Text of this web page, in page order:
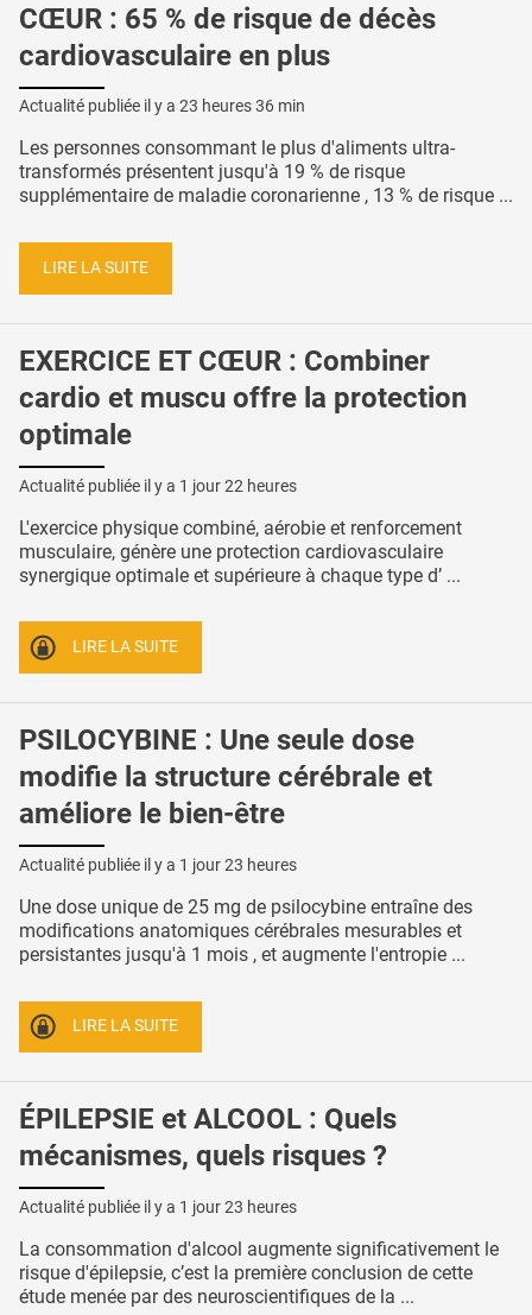
CŒUR : 65 % de risque de décès
cardiovasculaire en plus
Actualité publiée il y a 23 heures 36 min
Les personnes consommant le plus d'aliments ultra-
transformés présentent jusqu'à 19 % de risque
supplémentaire de maladie coronarienne , 13 % de risque ...
LIRE LA SUITE
EXERCICE ET CŒUR : Combiner
cardio et muscu offre la protection
optimale
Actualité publiée il y a 1 jour 22 heures
L'exercice physique combiné, aérobie et renforcement
musculaire, génère une protection cardiovasculaire
synergique optimale et supérieure à chaque type d’ ...
LIRE LA SUITE
PSILOCYBINE : Une seule dose
modifie la structure cérébrale et
améliore le bien-être
Actualité publiée il y a 1 jour 23 heures
Une dose unique de 25 mg de psilocybine entraîne des
modifications anatomiques cérébrales mesurables et
persistantes jusqu'à 1 mois , et augmente l'entropie ...
LIRE LA SUITE
ÉPILEPSIE et ALCOOL : Quels
mécanismes, quels risques ?
Actualité publiée il y a 1 jour 23 heures
La consommation d'alcool augmente significativement le
risque d'épilepsie, c’est la première conclusion de cette
étude menée par des neuroscientifiques de la ...